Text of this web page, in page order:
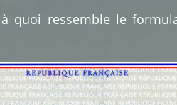
quoi ressemble le